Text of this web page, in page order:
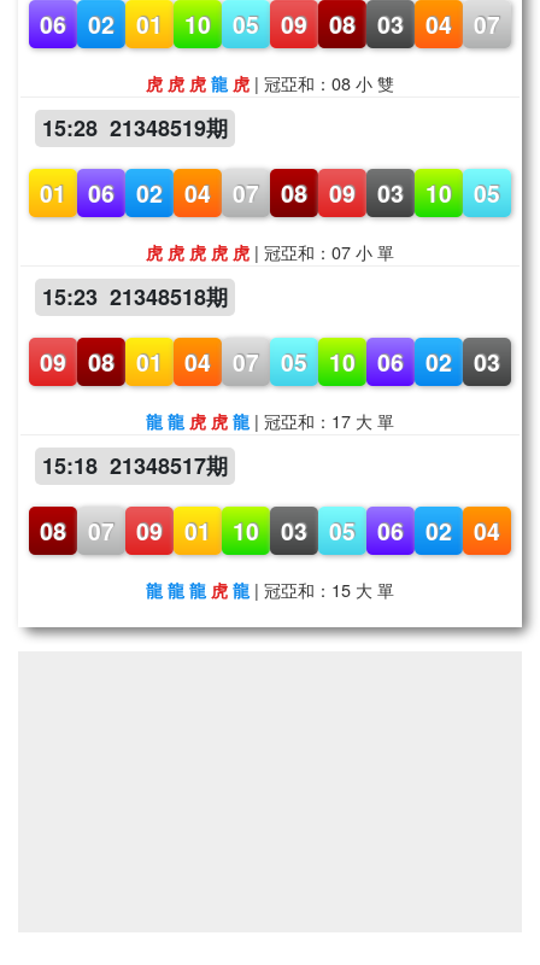
06 02 01 10 05 09 08 03 04 07
虎 虎 虎 龍 虎 | 冠亞和：08 小 雙
15:28 21348519期
01 06 02 04 07 08 09 03 10 05
虎 虎 虎 虎 虎 | 冠亞和：07 小 單
15:23 21348518期
09 08 01 04 07 05 10 06 02 03
龍 龍 虎 虎 龍 | 冠亞和：17 大 單
15:18 21348517期
08 07 09 01 10 03 05 06 02 04
龍 龍 龍 虎 龍 | 冠亞和：15 大 單